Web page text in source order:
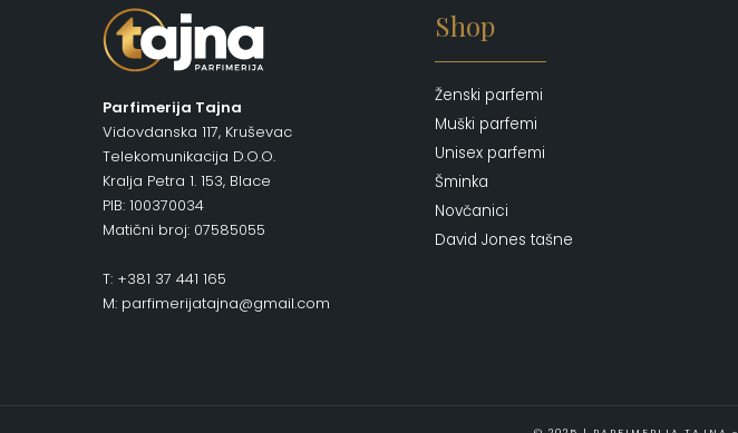
Parfimerija Tajna
Vidovdanska 117, Kruševac
Telekomunikacija D.O.O.
Kralja Petra 1. 153, Blace
PIB: 100370034
Matični broj: 07585055
T: +381 37 441 165
M: parfimerijatajna@gmail.com
Shop
Ženski parfemi
Muški parfemi
Unisex parfemi
Šminka
Novčanici
David Jones tašne